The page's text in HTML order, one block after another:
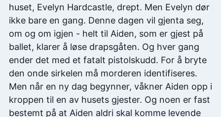
huset, Evelyn Hardcastle, drept. Men Evelyn dør
ikke bare en gang. Denne dagen vil gjenta seg,
om og om igjen - helt til Aiden, som er gjest på
ballet, klarer å løse drapsgåten. Og hver gang
ender det med et fatalt pistolskudd. For å bryte
den onde sirkelen må morderen identifiseres.
Men når en ny dag begynner, våkner Aiden opp i
kroppen til en av husets gjester. Og noen er fast
bestemt på at Aiden aldri skal komme levende